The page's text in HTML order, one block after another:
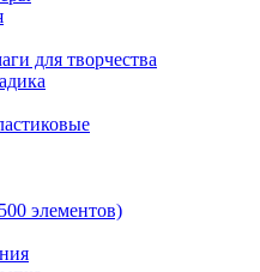
для творчества
элементов)